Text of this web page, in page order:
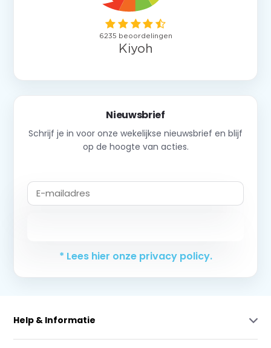
Nieuwsbrief
Schrijf je in voor onze wekelijkse nieuwsbrief en blijf
op de hoogte van acties.
* Lees hier onze privacy policy.
Help & Informatie